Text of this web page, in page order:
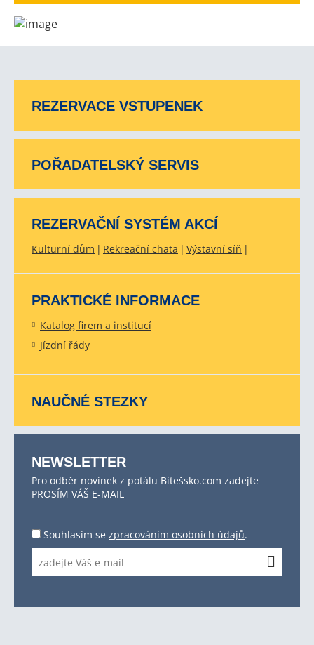
REZERVACE VSTUPENEK
POŘADATELSKÝ SERVIS
REZERVAČNÍ SYSTÉM AKCÍ
Kulturní dům Rekreační chata Výstavní síň
PRAKTICKÉ INFORMACE
Katalog firem a institucí
Jízdní řády
NAUČNÉ STEZKY
NEWSLETTER
Pro odběr novinek z potálu Bítešsko.com zadejte
PROSÍM VÁŠ E-MAIL
Souhlasím se zpracováním osobních údajů.